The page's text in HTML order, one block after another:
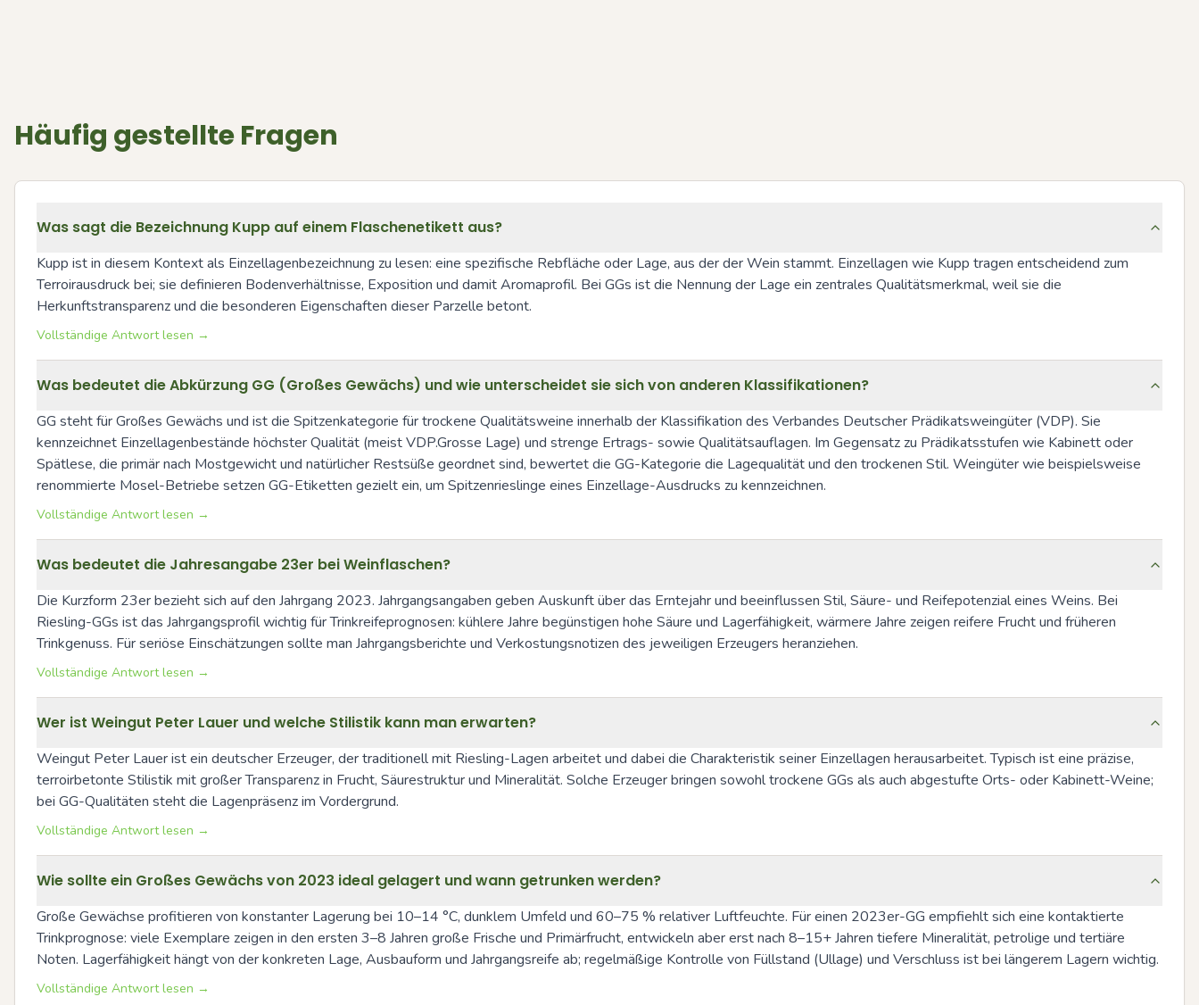
Häufig gestellte Fragen
Was sagt die Bezeichnung Kupp auf einem Flaschenetikett aus?
Kupp ist in diesem Kontext als Einzellagenbezeichnung zu lesen: eine spezifische Rebfläche oder Lage, aus der der Wein stammt. Einzellagen wie Kupp tragen entscheidend zum
Terroirausdruck bei; sie definieren Bodenverhältnisse, Exposition und damit Aromaprofil. Bei GGs ist die Nennung der Lage ein zentrales Qualitätsmerkmal, weil sie die
Herkunftstransparenz und die besonderen Eigenschaften dieser Parzelle betont.
Vollständige Antwort lesen →
Was bedeutet die Abkürzung GG (Großes Gewächs) und wie unterscheidet sie sich von anderen Klassifikationen?
GG steht für Großes Gewächs und ist die Spitzenkategorie für trockene Qualitätsweine innerhalb der Klassifikation des Verbandes Deutscher Prädikatsweingüter (VDP). Sie
kennzeichnet Einzellagenbestände höchster Qualität (meist VDP.Grosse Lage) und strenge Ertrags- sowie Qualitätsauflagen. Im Gegensatz zu Prädikatsstufen wie Kabinett oder
Spätlese, die primär nach Mostgewicht und natürlicher Restsüße geordnet sind, bewertet die GG-Kategorie die Lagequalität und den trockenen Stil. Weingüter wie beispielsweise
renommierte Mosel-Betriebe setzen GG-Etiketten gezielt ein, um Spitzenrieslinge eines Einzellage-Ausdrucks zu kennzeichnen.
Vollständige Antwort lesen →
Was bedeutet die Jahresangabe 23er bei Weinflaschen?
Die Kurzform 23er bezieht sich auf den Jahrgang 2023. Jahrgangsangaben geben Auskunft über das Erntejahr und beeinflussen Stil, Säure- und Reifepotenzial eines Weins. Bei
Riesling-GGs ist das Jahrgangsprofil wichtig für Trinkreifeprognosen: kühlere Jahre begünstigen hohe Säure und Lagerfähigkeit, wärmere Jahre zeigen reifere Frucht und früheren
Trinkgenuss. Für seriöse Einschätzungen sollte man Jahrgangsberichte und Verkostungsnotizen des jeweiligen Erzeugers heranziehen.
Vollständige Antwort lesen →
Wer ist Weingut Peter Lauer und welche Stilistik kann man erwarten?
Weingut Peter Lauer ist ein deutscher Erzeuger, der traditionell mit Riesling-Lagen arbeitet und dabei die Charakteristik seiner Einzellagen herausarbeitet. Typisch ist eine präzise,
terroirbetonte Stilistik mit großer Transparenz in Frucht, Säurestruktur und Mineralität. Solche Erzeuger bringen sowohl trockene GGs als auch abgestufte Orts- oder Kabinett-Weine;
bei GG-Qualitäten steht die Lagenpräsenz im Vordergrund.
Vollständige Antwort lesen →
Wie sollte ein Großes Gewächs von 2023 ideal gelagert und wann getrunken werden?
Große Gewächse profitieren von konstanter Lagerung bei 10–14 °C, dunklem Umfeld und 60–75 % relativer Luftfeuchte. Für einen 2023er-GG empfiehlt sich eine kontaktierte
Trinkprognose: viele Exemplare zeigen in den ersten 3–8 Jahren große Frische und Primärfrucht, entwickeln aber erst nach 8–15+ Jahren tiefere Mineralität, petrolige und tertiäre
Noten. Lagerfähigkeit hängt von der konkreten Lage, Ausbauform und Jahrgangsreife ab; regelmäßige Kontrolle von Füllstand (Ullage) und Verschluss ist bei längerem Lagern wichtig.
Vollständige Antwort lesen →